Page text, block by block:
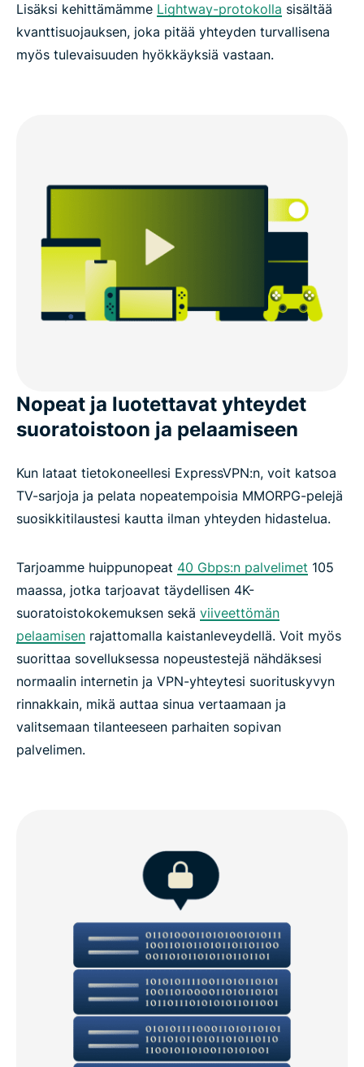
Lisäksi kehittämämme Lightway-protokolla sisältää
kvanttisuojauksen, joka pitää yhteyden turvallisena
myös tulevaisuuden hyökkäyksiä vastaan.
Nopeat ja luotettavat yhteydet
suoratoistoon ja pelaamiseen
Kun lataat tietokoneellesi ExpressVPN:n, voit katsoa
TV-sarjoja ja pelata nopeatempoisia MMORPG-pelejä
suosikkitilaustesi kautta ilman yhteyden hidastelua.
Tarjoamme huippunopeat 40 Gbps:n palvelimet 105
maassa, jotka tarjoavat täydellisen 4K-
suoratoistokokemuksen sekä viiveettömän
pelaamisen rajattomalla kaistanleveydellä. Voit myös
suorittaa sovelluksessa nopeustestejä nähdäksesi
normaalin internetin ja VPN-yhteytesi suorituskyvyn
rinnakkain, mikä auttaa sinua vertaamaan ja
valitsemaan tilanteeseen parhaiten sopivan
palvelimen.